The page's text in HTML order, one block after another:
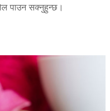
पाउन सक्नुहुन्छ।